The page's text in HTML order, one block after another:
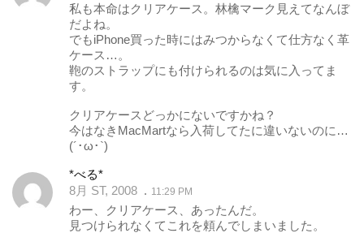
私も本命はクリアケース。林檎マーク見えてなんぼ
だよね。
でもiPhone買った時にはみつからなくて仕方なく革
ケース…。
鞄のストラップにも付けられるのは気に入ってま
す。
クリアケースどっかにないですかね？
今はなきMacMartなら入荷してたに違いないのに…
(´･ω･`)
*べる*
8月 ST, 2008
11:29 PM
わー、クリアケース、あったんだ。
見つけられなくてこれを頼んでしまいました。